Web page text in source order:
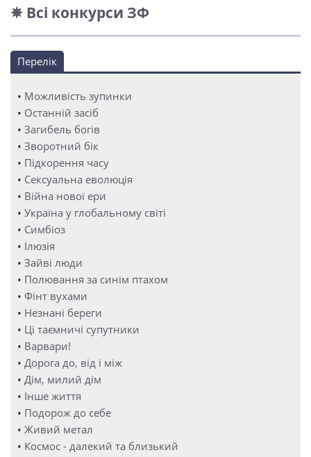
✵ Всі конкурси ЗФ
Перелік
• Можливість зупинки
• Останній засіб
• Загибель богів
• Зворотний бік
• Підкорення часу
• Сексуальна еволюція
• Війна нової ери
• Україна у глобальному світі
• Симбіоз
• Ілюзія
• Зайві люди
• Полювання за синім птахом
• Фінт вухами
• Незнані береги
• Ці таємничі супутники
• Варвари!
• Дорога до, від і між
• Дім, милий дім
• Інше життя
• Подорож до себе
• Живий метал
• Космос - далекий та близький